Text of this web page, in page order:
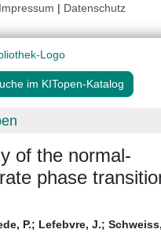
Impressum | Datenschutz
im KITopen-Katalog
of the normal-
phase
P.; Lefebvre, J.;